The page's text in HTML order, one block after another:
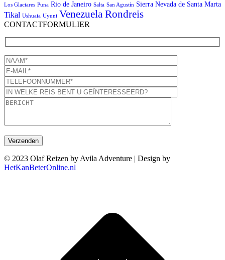
Los Glaciares Puna Rio de Janeiro Salta San Agustín Sierra Nevada de Santa Marta
Tikal Ushuaia Uyuni Venezuela Rondreis
CONTACTFORMULIER
© 2023 Olaf Reizen by Avila Adventure | Design by
HetKanBeterOnline.nl